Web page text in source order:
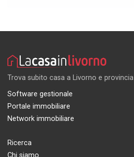
Trova subito casa a Livorno e provincia
Software gestionale
Portale immobiliare
Network immobiliare
Ricerca
Chi siamo